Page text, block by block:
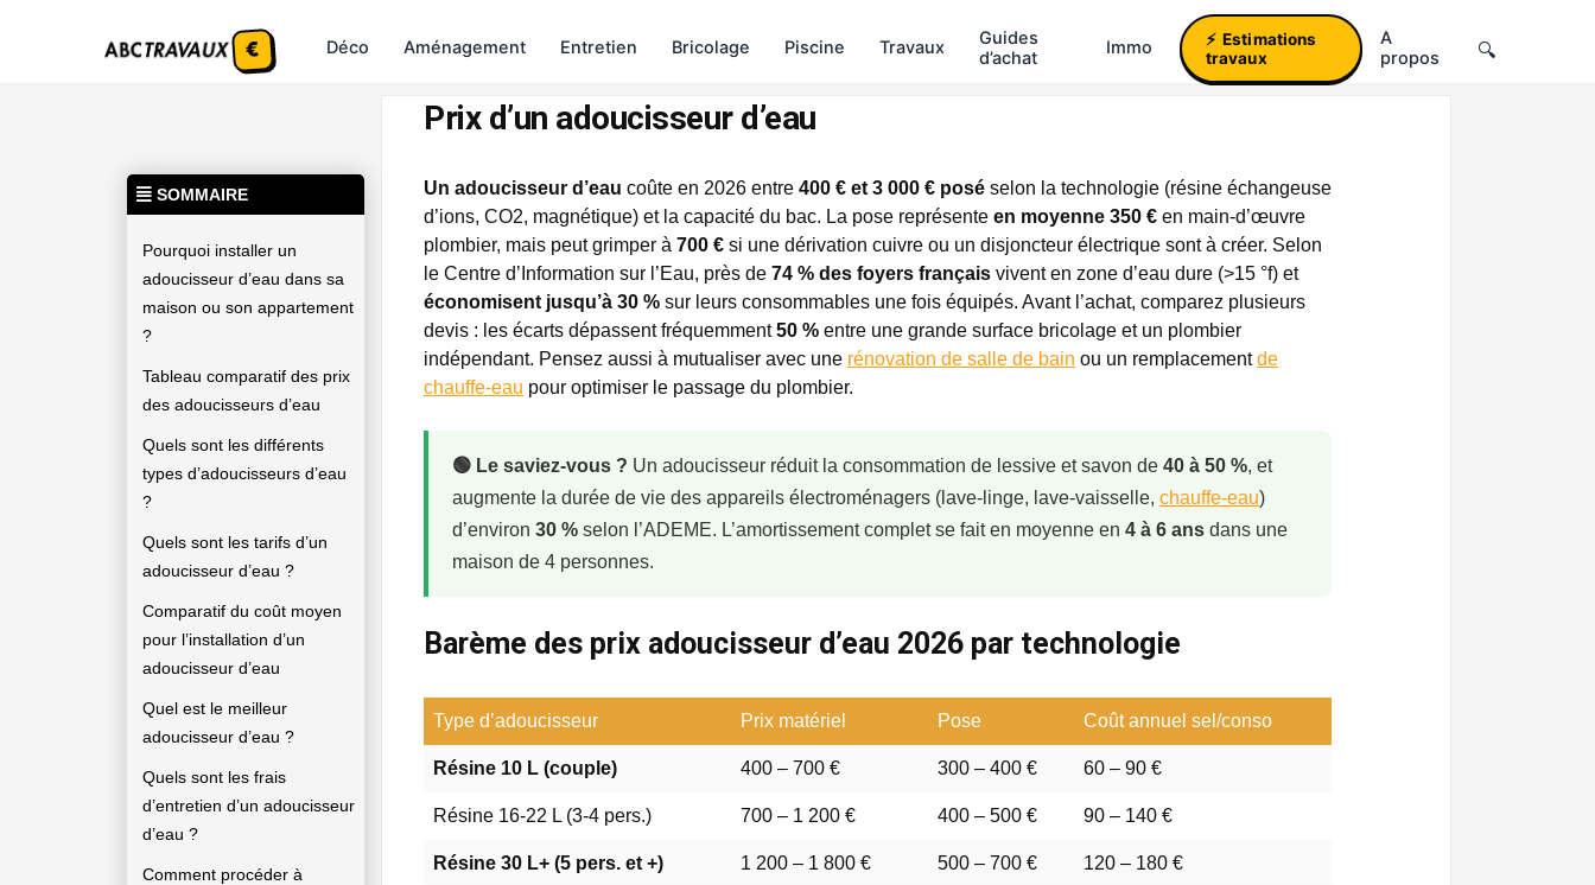
Déco Aménagement Entretien Bricolage Piscine Travaux
Guides
d’achat
Immo
Estimations
travaux
A
propos
Prix d’un adoucisseur d’eau
SOMMAIRE
Pourquoi installer un
adoucisseur d’eau dans sa
maison ou son appartement
?
Tableau comparatif des prix
des adoucisseurs d’eau
Quels sont les différents
types d’adoucisseurs d’eau
?
Quels sont les tarifs d’un
adoucisseur d’eau ?
Comparatif du coût moyen
pour l’installation d’un
adoucisseur d’eau
Quel est le meilleur
adoucisseur d’eau ?
Quels sont les frais
d’entretien d’un adoucisseur
d’eau ?
Comment procéder à
Un adoucisseur d’eau coûte en 2026 entre 400 € et 3 000 € posé selon la technologie (résine échangeuse
d’ions, CO2, magnétique) et la capacité du bac. La pose représente en moyenne 350 € en main-d’œuvre
plombier, mais peut grimper à 700 € si une dérivation cuivre ou un disjoncteur électrique sont à créer. Selon
le Centre d’Information sur l’Eau, près de 74 % des foyers français vivent en zone d’eau dure (>15 °f) et
économisent jusqu’à 30 % sur leurs consommables une fois équipés. Avant l’achat, comparez plusieurs
devis : les écarts dépassent fréquemment50 % entre une grande surface bricolage et un plombier
indépendant. Pensez aussi à mutualiser avec une rénovation de salle de bain ou un remplacementde
chauffe-eau pour optimiser le passage du plombier.
🟢 Le saviez-vous ? Un adoucisseur réduit la consommation de lessive et savon de 40 à 50 %, et
augmente la durée de vie des appareils électroménagers (lave-linge, lave-vaisselle, chauffe-eau)
d’environ 30 % selon l’ADEME. L’amortissement complet se fait en moyenne en 4 à 6 ans dans une
maison de 4 personnes.
Barème des prix adoucisseur d’eau 2026 par technologie
Type d’adoucisseur Prix matériel Pose Coût annuel sel/conso
Résine 10 L (couple) 400 – 700 € 300 – 400 € 60 – 90 €
Résine 16-22 L (3-4 pers.) 700 – 1 200 € 400 – 500 € 90 – 140 €
Résine 30 L+ (5 pers. et +) 1 200 – 1 800 € 500 – 700 € 120 – 180 €